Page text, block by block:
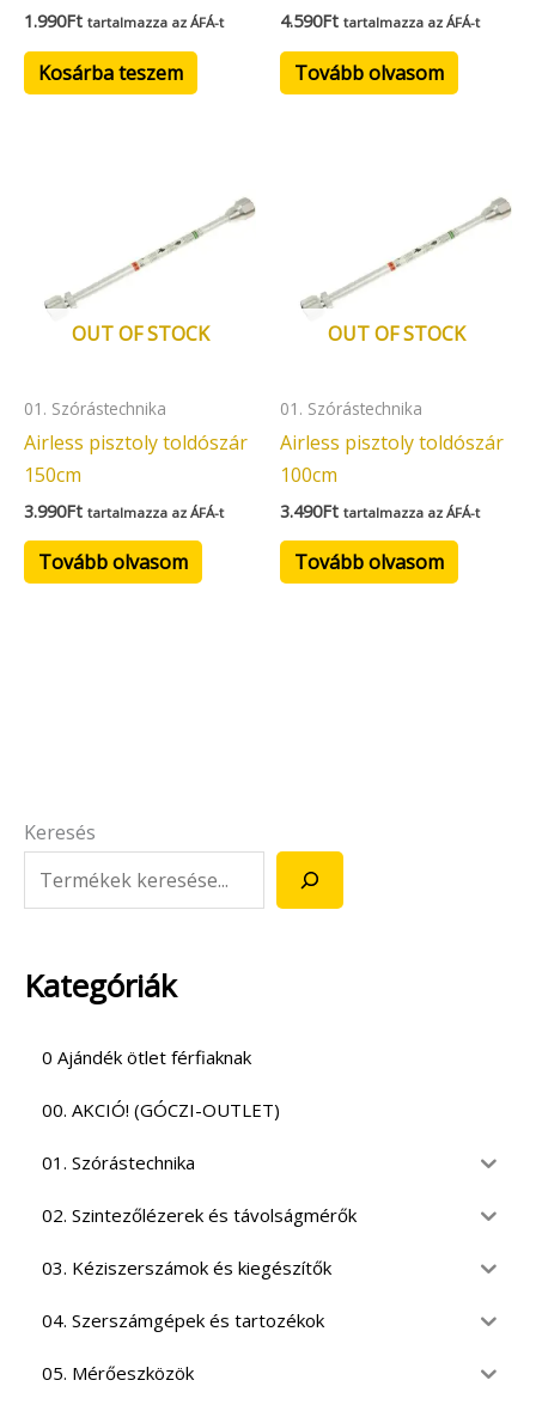
Keresés
Kategóriák
0 Ajándék ötlet férfiaknak
00. AKCIÓ! (GÓCZI-OUTLET)
01. Szórástechnika
02. Szintezőlézerek és távolságmérők
03. Kéziszerszámok és kiegészítők
04. Szerszámgépek és tartozékok
05. Mérőeszközök
1.990Ft tartalmazza az ÁFÁ-t
Kosárba teszem
4.590Ft tartalmazza az ÁFÁ-t
Tovább olvasom
OUT OF STOCK
01. Szórástechnika
Airless pisztoly toldószár
150cm
3.990Ft tartalmazza az ÁFÁ-t
Tovább olvasom
OUT OF STOCK
01. Szórástechnika
Airless pisztoly toldószár
100cm
3.490Ft tartalmazza az ÁFÁ-t
Tovább olvasom